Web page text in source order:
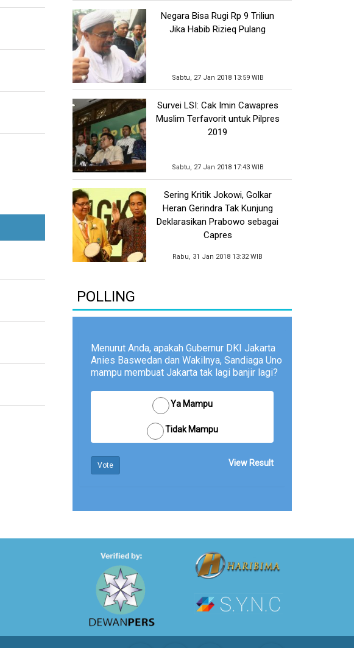
Negara Bisa Rugi Rp 9 Triliun
Jika Habib Rizieq Pulang
Sabtu, 27 Jan 2018 13:59 WIB
Survei LSI: Cak Imin Cawapres
Muslim Terfavorit untuk Pilpres
2019
Sabtu, 27 Jan 2018 17:43 WIB
Sering Kritik Jokowi, Golkar
Heran Gerindra Tak Kunjung
Deklarasikan Prabowo sebagai
Capres
Rabu, 31 Jan 2018 13:32 WIB
POLLING
Menurut Anda, apakah Gubernur DKI Jakarta
Anies Baswedan dan Wakilnya, Sandiaga Uno
mampu membuat Jakarta tak lagi banjir lagi?
Ya Mampu
Tidak Mampu
Vote View Result